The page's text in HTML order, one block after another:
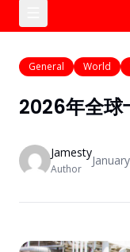
General World
2026年全球
Jamesty
Author